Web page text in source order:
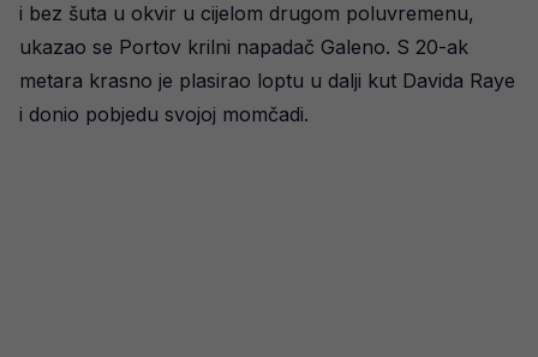
i bez šuta u okvir u cijelom drugom poluvremenu,
ukazao se Portov krilni napadač Galeno. S 20-ak
metara krasno je plasirao loptu u dalji kut Davida Raye
i donio pobjedu svojoj momčadi.